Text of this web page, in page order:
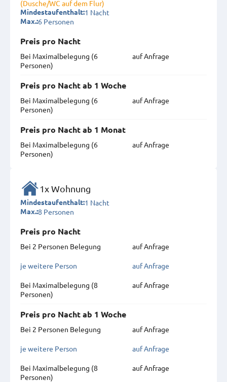
(Dusche/WC auf dem Flur)
Mindestaufenthalt:1 Nacht
Max.:6 Personen
Preis pro Nacht
Bei Maximal­belegung (6
Personen)
auf Anfrage
Preis pro Nacht ab 1 Woche
Bei Maximal­belegung (6
Personen)
auf Anfrage
Preis pro Nacht ab 1 Monat
Bei Maximal­belegung (6
Personen)
auf Anfrage
1x Wohnung
Mindestaufenthalt:1 Nacht
Max.:8 Personen
Preis pro Nacht
Bei 2 Personen Belegung
auf Anfrage
je weitere Person auf Anfrage
Bei Maximal­belegung (8
Personen)
auf Anfrage
Preis pro Nacht ab 1 Woche
Bei 2 Personen Belegung
auf Anfrage
je weitere Person auf Anfrage
Bei Maximal­belegung (8
Personen)
auf Anfrage